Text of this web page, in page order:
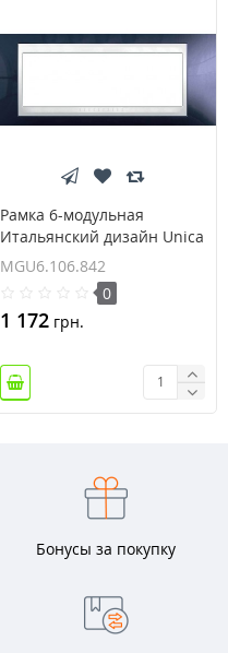
Рамка 6-модульная
Итальянский дизайн Unica
Plus. Цвет Индиго
MGU6.106.842
MGU6.106.842
0
1 172 грн.
Бонусы за покупку